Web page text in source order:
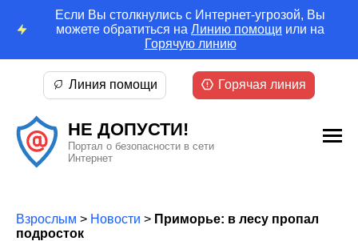
Если Вы столкнулись с Интернет-угрозой, Вы
можете обратиться на Линию помощи или на
Горячую линию
НЕ ДОПУСТИ!
Портал о безопасности в сети
Интернет
Линия помощи Горячая линия
Взрослым > Новости > Приморье: в лесу пропал
подросток